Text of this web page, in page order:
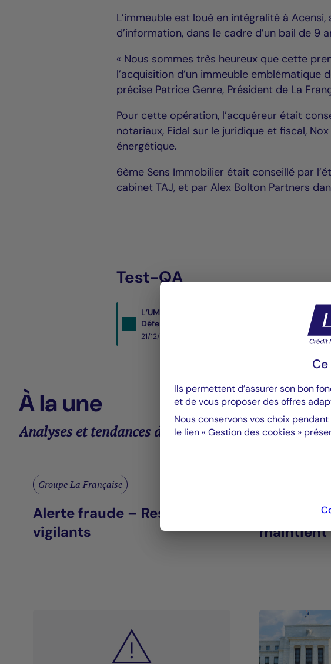
L’immeuble est loué en intégralité à
d’information, dans le cadre d’un bail de 9
« Nous sommes très heureux que cette
l’acquisition d’un immeuble emblématique
précise Patrice Genre, Président de La
Pour cette opération, l’acquéreur était
notariaux, Fidal sur le juridique et fiscal,
énergétique.
6ème Sens Immobilier était conseillé par
cabinet TAJ, et par Alex Bolton Partners
Test-QA
L’UMR, conseillée par La Française Real Estate
Défense
21/12/2017- PDF
À la une
Analyses et tendances des marchés
Groupe La Française
Alerte fraude – Restez
vigilants
Fed -
maintient
Ils permettent d’assurer son bon
et de vous proposer des offres
Nous conservons vos choix
le lien « Gestion des cookies »